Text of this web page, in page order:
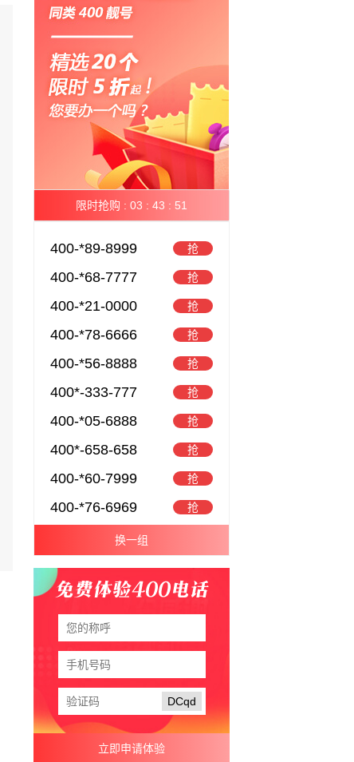
限时抢购 : 03 : 43 : 50
400-*89-8999 抢
400-*68-7777 抢
400-*21-0000 抢
400-*78-6666 抢
400-*56-8888 抢
400*-333-777 抢
400-*05-6888 抢
400*-658-658 抢
400-*60-7999 抢
400-*76-6969 抢
换一组
DCqd